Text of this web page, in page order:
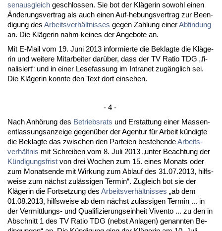
sen­aus­gleich ge­schlos­sen. Sie bot der Kläge­rin so­wohl ei­nen
Ände­rungs­ver­trag als auch ei­nen Auf-he­bungs­ver­trag zur Be­en­
di­gung des Ar­beits­verhält­nis­ses ge­gen Zah­lung ei­nerAb­fin­dung
an. Die Kläge­rin nahm kei­nes der An­ge­bo­te an.
Mit E-Mail vom 19. Ju­ni 2013 in­for­mier­te die Be­klag­te die Kläge­
rin und wei­te­re Mit­ar­bei­ter darüber, dass der TV Ra­tio TDG „fi­
na­li­siert“ und in ei­ner Le­se­fas­sung im In­tra­net zugäng­lich sei.
Die Kläge­rin konn­te den Text dort ein­se­hen.
- 4 -
Nach Anhörung des Be­triebs­rats und Er­stat­tung ei­ner Mas­sen­
ent­las­sungs­an­zei­ge ge­genüber der Agen­tur für Ar­beit kündig­te
die Be­klag­te das zwi­schen den Par­tei­en be­ste­hen­deAr­beits­
verhält­nis mit Schrei­ben vom 8. Ju­li 2013 „un­ter Be­ach­tung der
Kündi­gungs­frist von drei Wo­chen zum 15. ei­nes Mo­nats oder
zum Mo­nats­en­de mit Wir­kung zum Ab­lauf des 31.07.2013, hilfs­
wei­se zum nächst zulässi­gen Ter­min“. Zu­gleich bot sie der
Kläge­rin die Fort­set­zung des Ar­beits­verhält­nis­ses „ab dem
01.08.2013, hilfs­wei­se ab dem nächst zulässi­gen Ter­min ... in
der Ver­mitt­lungs- und Qua­li­fi­zie­rungs­ein­heit Viv­en­to ... zu den in
Ab­schnitt 1 des TV Ra­tio TDG (nebst An­la­gen) ge­nann­ten Be­